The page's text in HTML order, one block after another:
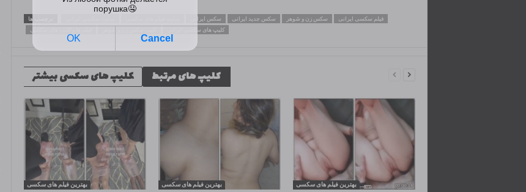
برچسب ها سکس ایرانی سکس جدید ایرانی سکس زن و شوهر
فیلم سکسی ایرانی
فیلم ها و کلیپ های سکسی
کلیپ های سکسی ایرانی
کلیپ های مرتبط کلیپ های سکسی بیشتر
بهترین فیلم های سکسی بهترین فیلم های سکسی بهترین فیلم های سکسی